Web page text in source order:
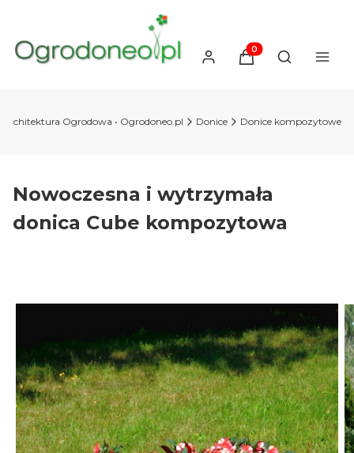
Produkty w
Otwórz
Architektura Ogrodowa • Ogrodoneo.pl Donice Donice kompozytowe
Nowoczesna i wytrzymała
donica Cube kompozytowa